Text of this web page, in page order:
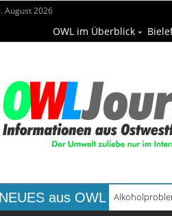
August 2026
OWL im Überblick
NEUES aus OWL